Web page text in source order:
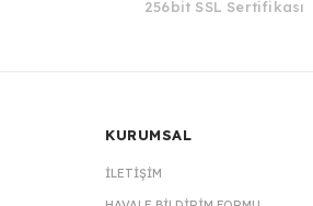
256bit SSL Sertifikası
KURUMSAL
İLETIŞIM